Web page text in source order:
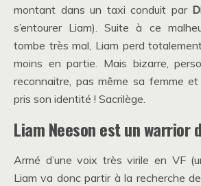
montant dans un taxi conduit par
s’entourer Liam). Suite à ce
tombe très mal, Liam perd
moins en partie. Mais bizarre,
reconnaitre, pas même sa femme et
pris son identité ! Sacrilège.
Liam Neeson est un warrior
Armé d’une voix très virile en VF
Liam va donc partir à la recherche